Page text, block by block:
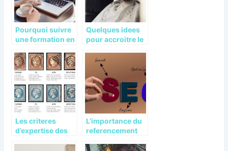
Pourquoi suivre
une formation en
Quelques idees
pour accroitre le
dans un salon de
coiffure
Les criteres
d’expertise des
L’importance du
referencement